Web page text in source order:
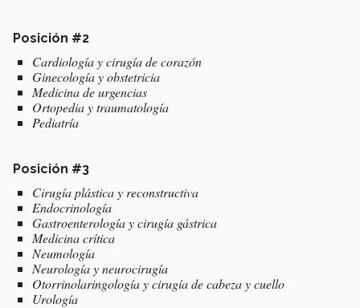
Posición #2
Cardiología y cirugía de corazón
Ginecología y obstetricia
Medicina de urgencias
Ortopedia y traumatología
Pediatría
Posición #3
Cirugía plástica y reconstructiva
Endocrinología
Gastroenterología y cirugía gástrica
Medicina crítica
Neumología
Neurología y neurocirugía
Otorrinolaringología y cirugía de cabeza y cuello
Urología